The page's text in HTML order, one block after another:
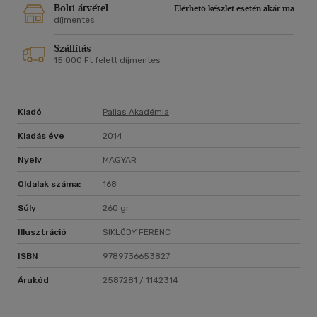
Bolti átvétel
Elérhető készlet esetén akár ma
díjmentes
Szállítás
15 000 Ft felett díjmentes
Kiadó Pallas Akadémia
Kiadás éve 2014
Nyelv MAGYAR
Oldalak száma: 168
Súly 260 gr
Illusztráció SIKLÓDY FERENC
ISBN 9789736653827
Árukód 2587281 / 1142314